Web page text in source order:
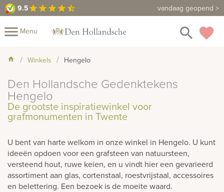
9.5star star star star star_half vandaag geopend >
9.5 Maak een vrijblijvende afspraak
menu Menu favorite
search
close
Assortiment
Fotoboek
Informatie
Prijzen
Over
Winkels Hengelo
Den Hollandsche Gedenktekens
Hengelo
De grootste inspiratiewinkel voor
grafmonumenten in Twente
U bent van harte welkom in onze winkel in Hengelo. U kunt
ideeën opdoen voor een grafsteen van natuursteen,
versteend hout, ruwe keien, en u vindt hier een gevarieerd
assortiment aan glas, cortenstaal, roestvrijstaal, accessoires
en belettering. Een bezoek is de moeite waard.